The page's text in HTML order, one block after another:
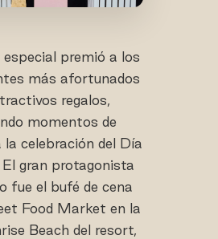
premió a los
más afortunados
regalos,
momentos de
la celebración del Día
gran protagonista
fue el bufé de cena
Food Market en la
Beach del resort,